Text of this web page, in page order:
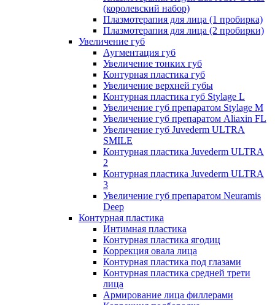
(королевский набор)
Плазмотерапия для лица (1 пробирка)
Плазмотерапия для лица (2 пробирки)
Увеличение губ
Аугментация губ
Увеличение тонких губ
Контурная пластика губ
Увеличение верхней губы
Контурная пластика губ Stylage L
Увеличение губ препаратом Stylage M
Увеличение губ препаратом Aliaxin FL
Увеличение губ Juvederm ULTRA
SMILE
Контурная пластика Juvederm ULTRA
2
Контурная пластика Juvederm ULTRA
3
Увеличение губ препаратом Neuramis
Deep
Контурная пластика
Интимная пластика
Контурная пластика ягодиц
Коррекция овала лица
Контурная пластика под глазами
Контурная пластика средней трети
лица
Армирование лица филлерами